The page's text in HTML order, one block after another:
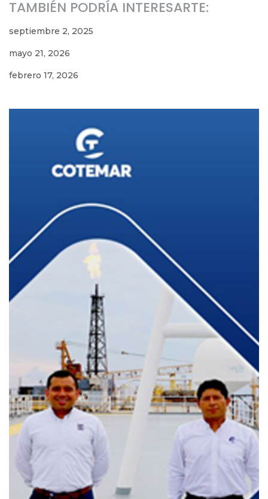
TAMBIÉN PODRÍA INTERESARTE:
septiembre 2, 2025
mayo 21, 2026
febrero 17, 2026